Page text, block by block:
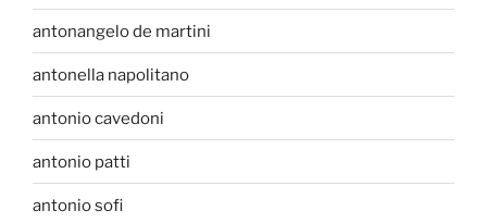
antonangelo de martini
antonella napolitano
antonio cavedoni
antonio patti
antonio sofi